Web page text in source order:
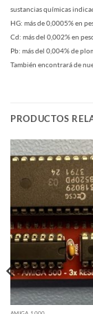
sustancias químicas
HG: más de 0,0005% en
Cd: más del 0,002% en
Pb: más del 0,004% de
También encontrará de
PRODUCTOS